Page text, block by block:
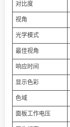
对比度
视角
光学模式
最佳视角
响应时间
显示色彩
色域
面板工作电压